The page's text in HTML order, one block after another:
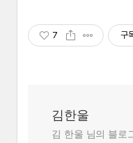
7 구
김한울
김 한울 님의 블로